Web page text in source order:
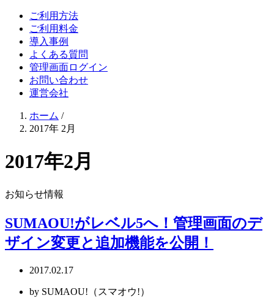
ご利用方法
ご利用料金
導入事例
よくある質問
管理画面ログイン
お問い合わせ
運営会社
ホーム /
2017年 2月
2017年2月
お知らせ情報
SUMAOU!がレベル5へ！管理画面のデ
ザイン変更と追加機能を公開！
2017.02.17
by SUMAOU!（スマオウ!）